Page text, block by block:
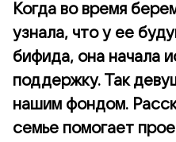
Когда во время
узнала, что у ее
бифида, она начала
поддержку. Так
нашим фондом.
семье помогает